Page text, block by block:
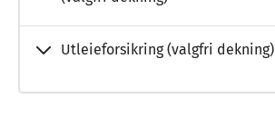
Utleieforsikring (valgfri dekning)